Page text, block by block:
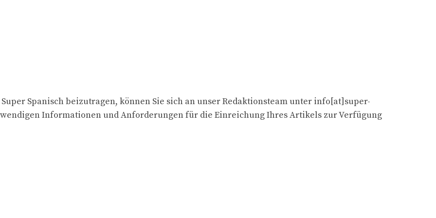
Spanisch beizutragen, können Sie sich an unser Redaktionsteam unter info[at]super-
Informationen und Anforderungen für die Einreichung Ihres Artikels zur Verfügung